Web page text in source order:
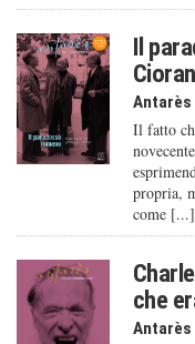
Il
Antarès
Il fatto
propria,
come [...]
che
Antarès